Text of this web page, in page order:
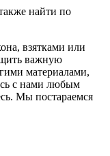
найти по
взятками или
важную
материалами,
с нами любым
Мы постараемся